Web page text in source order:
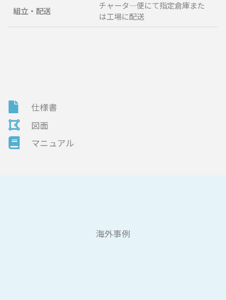
組立・配送
チャータ―便にて指定倉庫また
は工場に配送
仕様書
図面
マニュアル
海外事例